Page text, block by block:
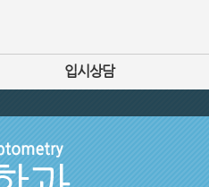
입시상담